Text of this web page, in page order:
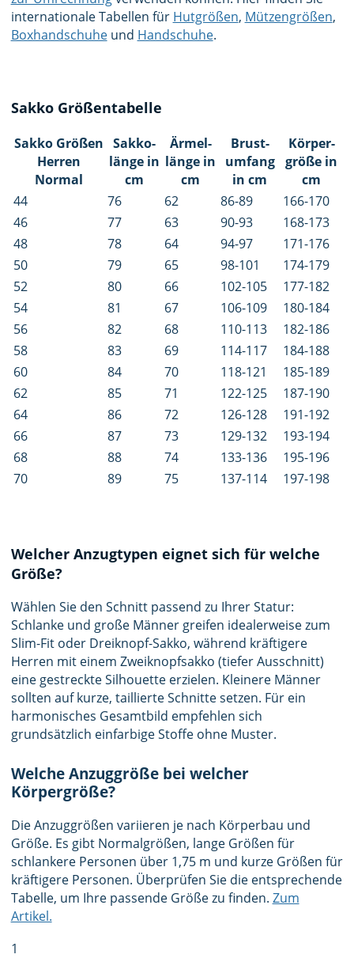
internationale Tabellen für Hutgrößen, Mützengrößen,
Boxhandschuheund Handschuhe.
Sakko Größentabelle
Sakko Größen
Herren
Normal
Sakko­
länge in
cm
Ärmel­
länge in
cm
Brust­
umfang
in cm
Körper­
größe in
cm
44
76 62 86-89
166-170
46
77 63 90-93
168-173
48
78 64 94-97
171-176
50
79 65 98-101
174-179
52
80 66 102-105
177-182
54
81 67 106-109
180-184
56
82 68 110-113
182-186
58
83 69 114-117
184-188
60
84 70 118-121
185-189
62
85 71 122-125
187-190
64
86 72 126-128
191-192
66
87 73 129-132
193-194
68
88 74 133-136
195-196
70
89 75 137-114 197-198
Welcher Anzugtypen eignet sich für welche
Größe?
Wählen Sie den Schnitt passend zu Ihrer Statur:
Schlanke und große Männer greifen idealerweise zum
Slim-Fit oder Dreiknopf-Sakko, während kräftigere
Herren mit einem Zweiknopfsakko (tiefer Ausschnitt)
eine gestreckte Silhouette erzielen. Kleinere Männer
sollten auf kurze, taillierte Schnitte setzen. Für ein
harmonisches Gesamtbild empfehlen sich
grundsätzlich einfarbige Stoffe ohne Muster.
Welche Anzuggröße bei welcher
Körpergröße?
Die Anzuggrößen variieren je nach Körperbau und
Größe. Es gibt Normalgrößen, lange Größen für
schlankere Personen über 1,75 m und kurze Größen für
kräftigere Personen. Überprüfen Sie die entsprechende
Tabelle, um Ihre passende Größe zu finden. Zum
Artikel.
1